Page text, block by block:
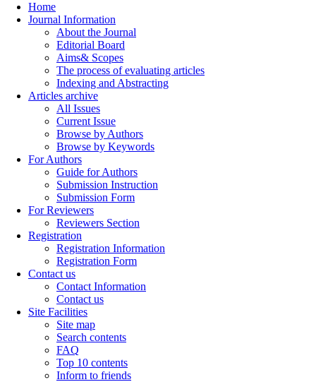
Home
Journal Information
About the Journal
Editorial Board
Aims& Scopes
The process of evaluating articles
Indexing and Abstracting
Articles archive
All Issues
Current Issue
Browse by Authors
Browse by Keywords
For Authors
Guide for Authors
Submission Instruction
Submission Form
For Reviewers
Reviewers Section
Registration
Registration Information
Registration Form
Contact us
Contact Information
Contact us
Site Facilities
Site map
Search contents
FAQ
Top 10 contents
Inform to friends